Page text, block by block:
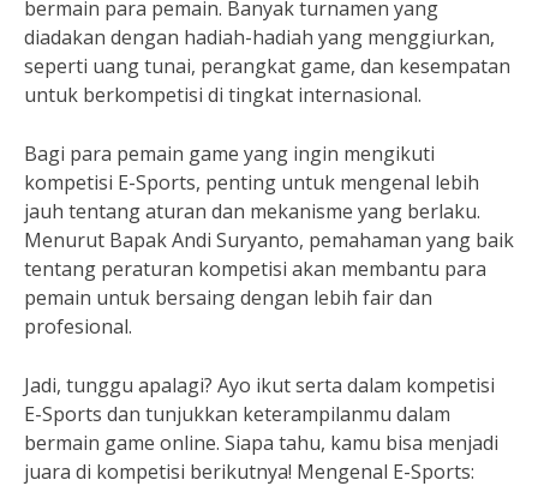
bermain para pemain. Banyak turnamen yang
diadakan dengan hadiah-hadiah yang menggiurkan,
seperti uang tunai, perangkat game, dan kesempatan
untuk berkompetisi di tingkat internasional.
Bagi para pemain game yang ingin mengikuti
kompetisi E-Sports, penting untuk mengenal lebih
jauh tentang aturan dan mekanisme yang berlaku.
Menurut Bapak Andi Suryanto, pemahaman yang baik
tentang peraturan kompetisi akan membantu para
pemain untuk bersaing dengan lebih fair dan
profesional.
Jadi, tunggu apalagi? Ayo ikut serta dalam kompetisi
E-Sports dan tunjukkan keterampilanmu dalam
bermain game online. Siapa tahu, kamu bisa menjadi
juara di kompetisi berikutnya! Mengenal E-Sports: